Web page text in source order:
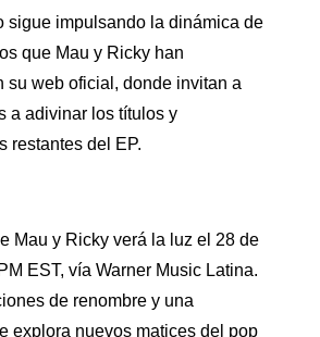
sigue impulsando la dinámica de
que Mau y Ricky han
su web oficial, donde invitan a
a adivinar los títulos y
restantes del EP.
Mau y Ricky verá la luz el 28 de
EST, vía Warner Music Latina.
de renombre y una
explora nuevos matices del pop